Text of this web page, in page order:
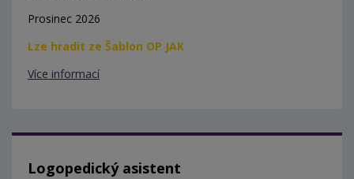
Prosinec 2026
Lze hradit ze Šablon OP JAK
Více informací
Logopedický asistent